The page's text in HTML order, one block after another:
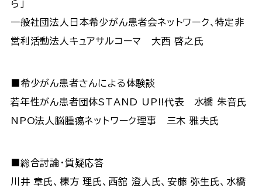
ら」
一般社団法人日本希少がん患者会ネットワーク､特定非
営利活動法人キュアサルコーマ 大西 啓之氏
■希少がん患者さんによる体験談
若年性がん患者団体STAND UP!!代表 水橋 朱音氏
NPO法人脳腫瘍ネットワーク理事 三木 雅夫氏
■総合討論・質疑応答
川井 章氏、棟方 理氏、西舘 澄人氏、安藤 弥生氏、水橋